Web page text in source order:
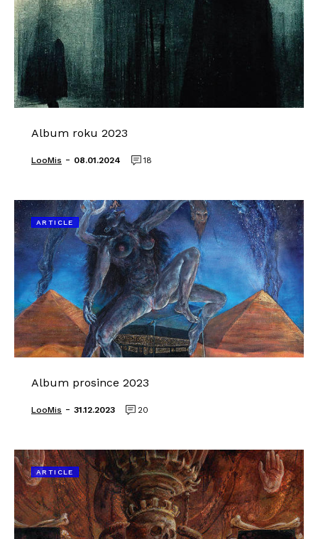
Album roku 2023
LooMis - 08.01.2024 18
ARTICLE
Album prosince 2023
LooMis - 31.12.2023 20
ARTICLE